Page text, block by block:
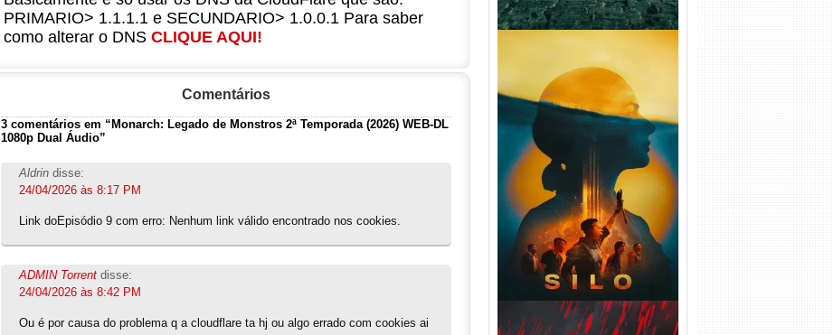
PRIMARIO> 1.1.1.1 e SECUNDARIO> 1.0.0.1 Para saber
como alterar o DNS CLIQUE AQUI!
Comentários
3 comentários em “Monarch: Legado de Monstros 2ª Temporada (2026) WEB-DL
1080p Dual Áudio”
Aldrin disse:
24/04/2026 às 8:17 PM
Link doEpisódio 9 com erro: Nenhum link válido encontrado nos cookies.
ADMIN Torrent disse:
24/04/2026 às 8:42 PM
Ou é por causa do problema q a cloudflare ta hj ou algo errado com cookies ai
Silo 2ª Temporada (2024)
WEB-DL 1080p Dual Áudio